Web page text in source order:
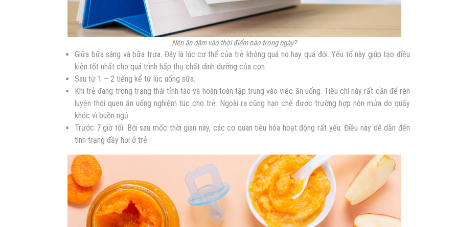
Nên ăn dặm vào thời điểm nào trong ngày?
Giữa bữa sáng và bữa trưa. Đây là lúc cơ thể của trẻ không quá no hay quá đói. Yếu tố này giúp tạo điều
kiện tốt nhất cho quá trình hấp thụ chất dinh dưỡng của con.
Sau từ 1 – 2 tiếng kể từ lúc uống sữa.
Khi trẻ đang trong trạng thái tỉnh táo và hoàn toàn tập trung vào việc ăn uống. Tiêu chí này rất cần để rèn
luyện thói quen ăn uống nghiêm túc cho trẻ. Ngoài ra cũng hạn chế được trường hợp nôn mửa do quấy
khóc vì buồn ngủ.
Trước 7 giờ tối. Bởi sau mốc thời gian này, các cơ quan tiêu hóa hoạt động rất yếu. Điều này dễ dẫn đến
tình trạng đầy hơi ở trẻ.